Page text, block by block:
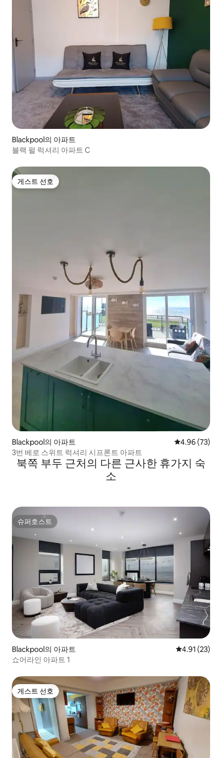
Blackpool의 아파트
블랙 펄 럭셔리 아파트 C
게스트 선호
게스트 선호
Blackpool의 아파트 평점 4.96점(5
4.96 (73)
3번 베로 스위트 럭셔리 시프론트 아파트
북쪽 부두 근처의 다른 근사한 휴가지 숙
소
슈퍼호스트
슈퍼호스트
Blackpool의 아파트 평점 4.91점
4.91 (23)
쇼어라인 아파트 1
게스트 선호
게스트 선호